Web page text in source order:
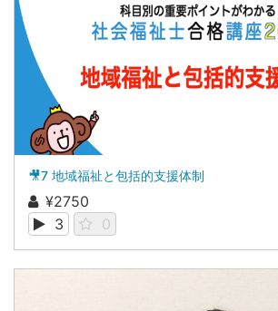
🎥7 地域福祉と包括的支援体制
¥2750
3
0